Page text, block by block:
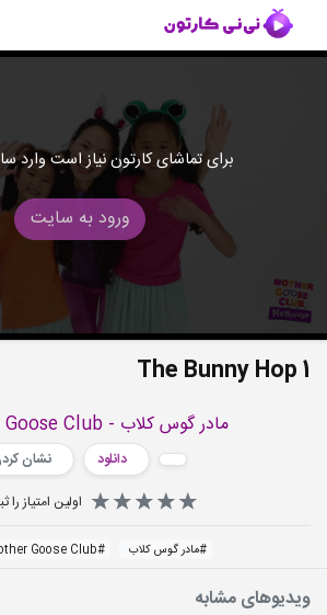
برای تماشای کارتون نیاز است وارد
ورود به سایت
The Bunny Hop 1
مادر گوس کلاب - Mother Goose Club
دانلود
نشان
اولین امتیاز را
#مادر گوس کلاب #
Goose Club
ویدیوهای مشابه